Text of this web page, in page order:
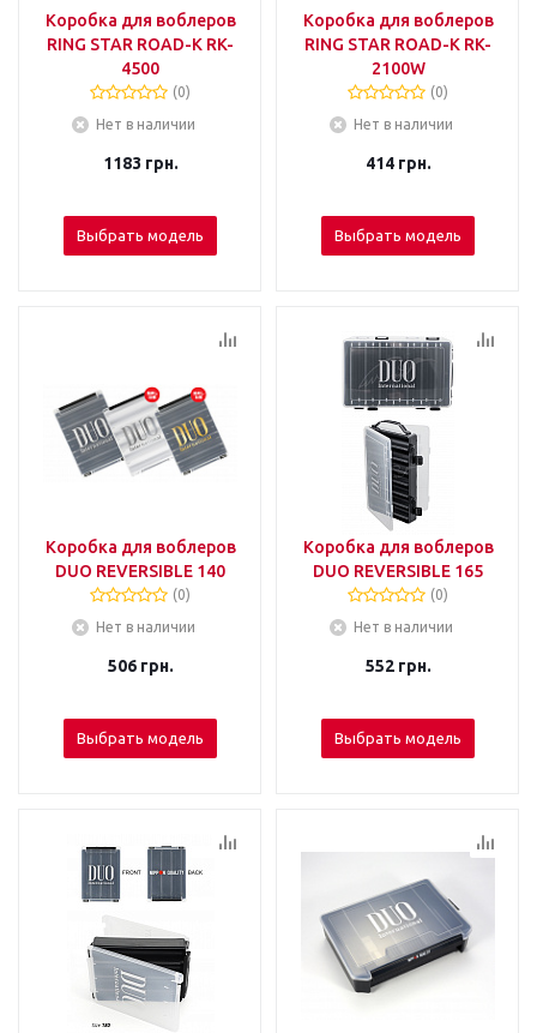
Коробка для воблеров
RING STAR ROAD-K RK-
4500
(0)
Нет в наличии
1183 грн.
Выбрать модель
Коробка для воблеров
RING STAR ROAD-K RK-
2100W
(0)
Нет в наличии
414грн.
Выбрать модель
Коробка для воблеров
DUO REVERSIBLE 140
(0)
Нет в наличии
506грн.
Выбрать модель
Коробка для воблеров
DUO REVERSIBLE 165
(0)
Нет в наличии
552грн.
Выбрать модель